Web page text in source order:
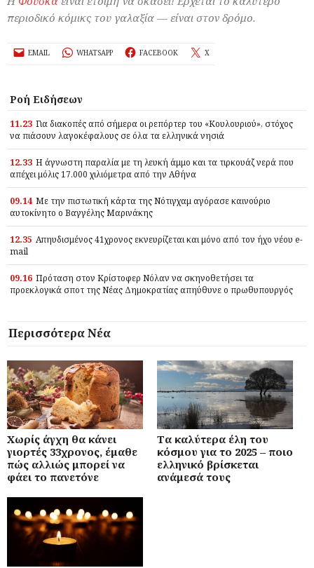
περιοδικό κόμικς του γαλαξία — είναι στον δρόμο.
EMAIL WHATSAPP FACEBOOK X
Ροή Ειδήσεων
11.23 Για διακοπές από σήμερα οι ρεπόρτερ του «Κουλουριού», στόχος
να πιάσουν λαγοκέφαλους σε όλα τα ελληνικά νησιά
12.33 Η άγνωστη παραλία με τη λευκή άμμο και τα τιρκουάζ νερά που
απέχει μόλις 17.000 χιλιόμετρα από την Αθήνα
09.14 Με την πιστωτική κάρτα της Νότιγχαμ αγόρασε καινούριο
αυτοκίνητο ο Βαγγέλης Μαρινάκης
12.35 Απηυδισμένος 41χρονος εκνευρίζεται και μόνο από τον ήχο νέου e-
mail
09.16 Πρόταση στον Κρίστοφερ Νόλαν να σκηνοθετήσει τα
προεκλογικά σποτ της Νέας Δημοκρατίας απηύθυνε ο πρωθυπουργός
Περισσότερα Νέα
Χωρίς άγχη θα κάνει
γιορτές 33χρονος, έμαθε
πώς αλλιώς μπορεί να
φάει το πανετόνε
Τα καλύτερα έλη του
κόσμου για το 2025 – ποιο
ελληνικό βρίσκεται
ανάμεσά τους